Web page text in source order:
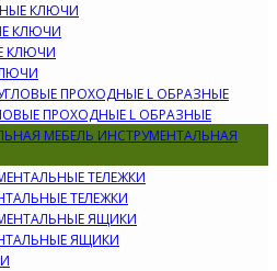
КЛЮЧИ
ПРОХОДНЫЕ L ОБРАЗНЫЕ
ИНСТРУМЕНТАЛЬНАЯ
ТЕЛЕЖКИ
ЯЩИКИ